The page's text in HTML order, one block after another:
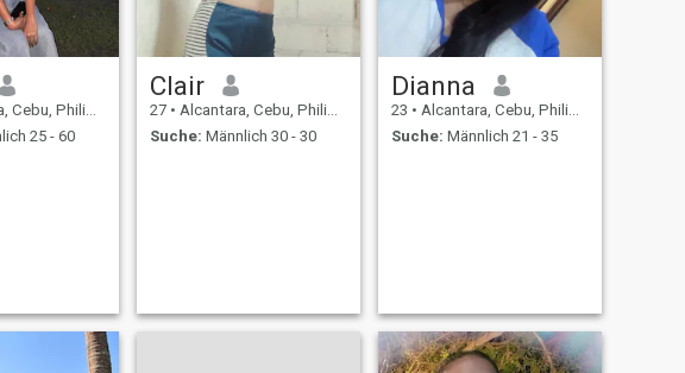
Philippinen
25 - 60
Clair
27 • Alcantara, Cebu, Philippinen
Suche: Männlich 30 - 30
Dianna
23 • Alcantara, Cebu, Philippinen
Suche: Männlich 21 - 35